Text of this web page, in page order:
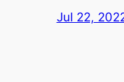
Jul 22,